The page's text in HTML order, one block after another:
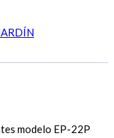
modelo EP-22P